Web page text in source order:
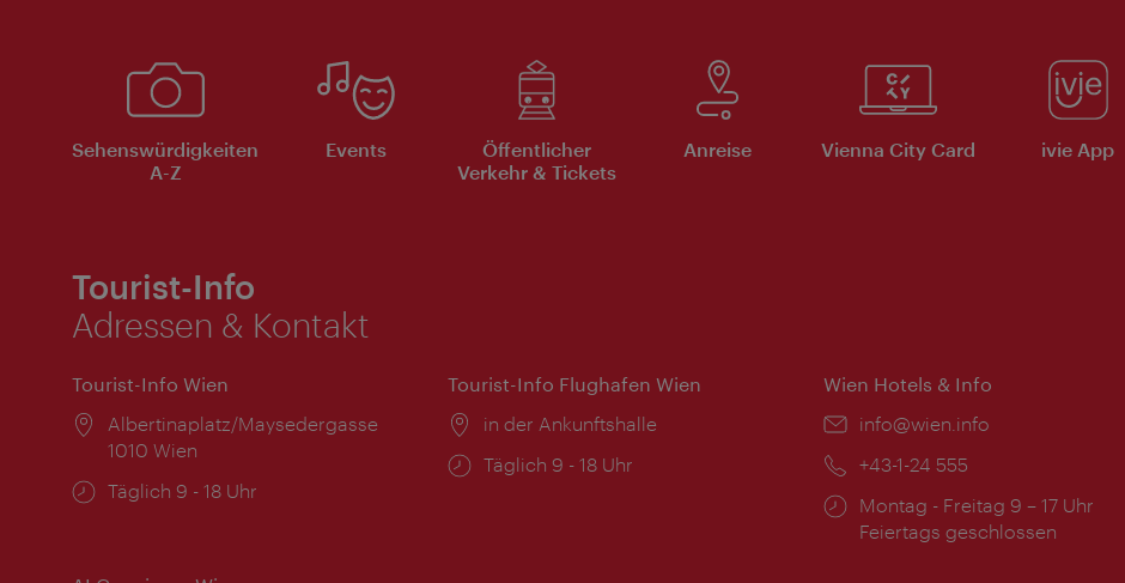
Sehenswürdigkeiten
A-Z
Events
Öffentlicher
Verkehr & Tickets
Anreise Vienna City Card ivie App
Tourist-Info
Adressen & Kontakt
Tourist-Info Wien
Ort:
Albertinaplatz/Maysedergasse
1010 Wien
Öffnungszeiten:
Täglich 9 - 18 Uhr
Tourist-Info Flughafen Wien
Ort:
in der Ankunftshalle
Öffnungszeiten:
Täglich 9 - 18 Uhr
Wien Hotels & Info
Email:
info@wien.info
Telefon:
+43-1-24 555
Öffnungszeiten:
Montag - Freitag 9 – 17 Uhr
Feiertags geschlossen